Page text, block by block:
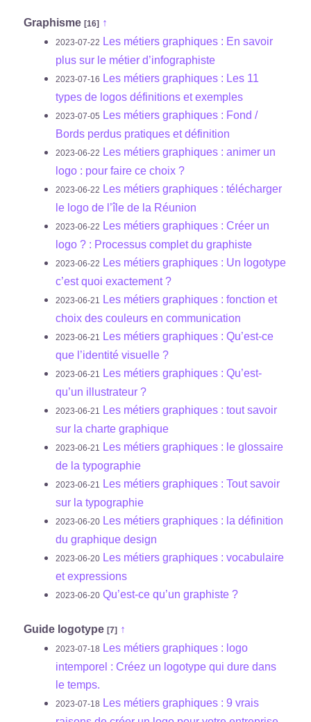
Graphisme [16] ↑
2023-07-22 Les métiers graphiques : En savoir
plus sur le métier d’infographiste
2023-07-16 Les métiers graphiques : Les 11
types de logos définitions et exemples
2023-07-05 Les métiers graphiques : Fond /
Bords perdus pratiques et définition
2023-06-22 Les métiers graphiques : animer un
logo : pour faire ce choix ?
2023-06-22 Les métiers graphiques : télécharger
le logo de l’île de la Réunion
2023-06-22 Les métiers graphiques : Créer un
logo ? : Processus complet du graphiste
2023-06-22 Les métiers graphiques : Un logotype
c’est quoi exactement ?
2023-06-21
Les métiers graphiques : fonction et
choix des couleurs en communication
2023-06-21
Les métiers graphiques : Qu’est-ce
que l’identité visuelle ?
2023-06-21
Les métiers graphiques : Qu’est-
qu’un illustrateur ?
2023-06-21
Les métiers graphiques : tout savoir
sur la charte graphique
2023-06-21
Les métiers graphiques : le glossaire
de la typographie
2023-06-21
Les métiers graphiques : Tout savoir
sur la typographie
2023-06-20 Les métiers graphiques : la définition
du graphique design
2023-06-20 Les métiers graphiques : vocabulaire
et expressions
2023-06-20 Qu’est-ce qu’un graphiste ?
Guide logotype [7] ↑
2023-07-18 Les métiers graphiques : logo
intemporel : Créez un logotype qui dure dans
le temps.
2023-07-18 Les métiers graphiques : 9 vrais